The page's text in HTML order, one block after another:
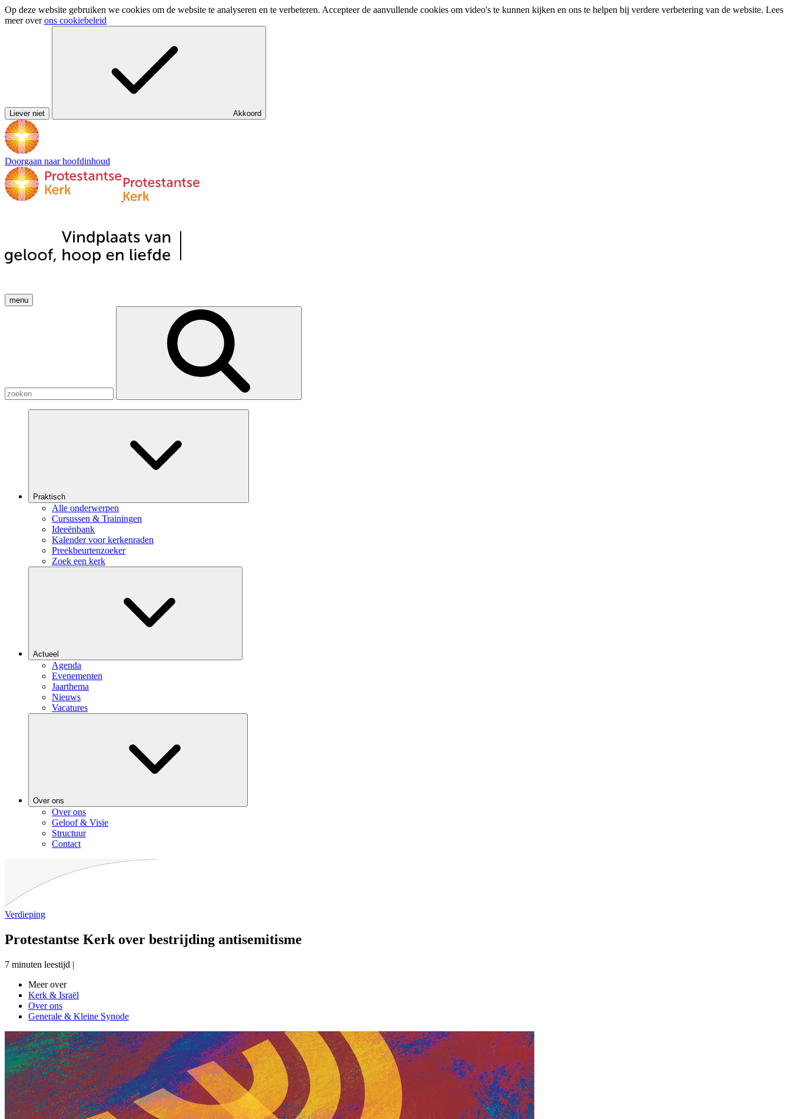
Op deze website gebruiken we cookies om de website te analyseren en te verbeteren. Accepteer de aanvullende cookies om video's te kunnen kijken en ons te helpen bij verdere verbetering van de website. Lees
meer overons cookiebeleid
Liever niet Akkoord
Doorgaan naar hoofdinhoud
menu
Praktisch
Alle onderwerpen
Cursussen & Trainingen
Ideeënbank
Kalender voor kerkenraden
Preekbeurtenzoeker
Zoek een kerk
Actueel
Agenda
Evenementen
Jaarthema
Nieuws
Vacatures
Over ons
Over ons
Geloof & Visie
Structuur
Contact
Verdieping
Protestantse Kerk over bestrijding antisemitisme
7 minuten leestijd |
Meer over
Kerk & Israël
Over ons
Generale & Kleine Synode